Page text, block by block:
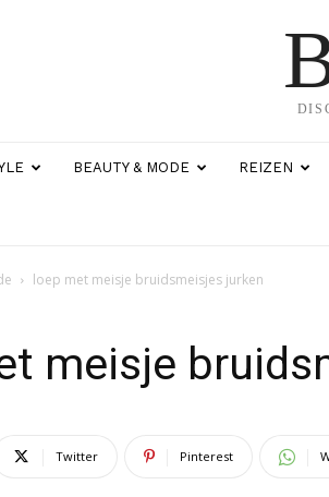
BEAUTY & MODE REIZEN
loep met meisje bruidsmeisjes jurken
meisje
Twitter Pinterest